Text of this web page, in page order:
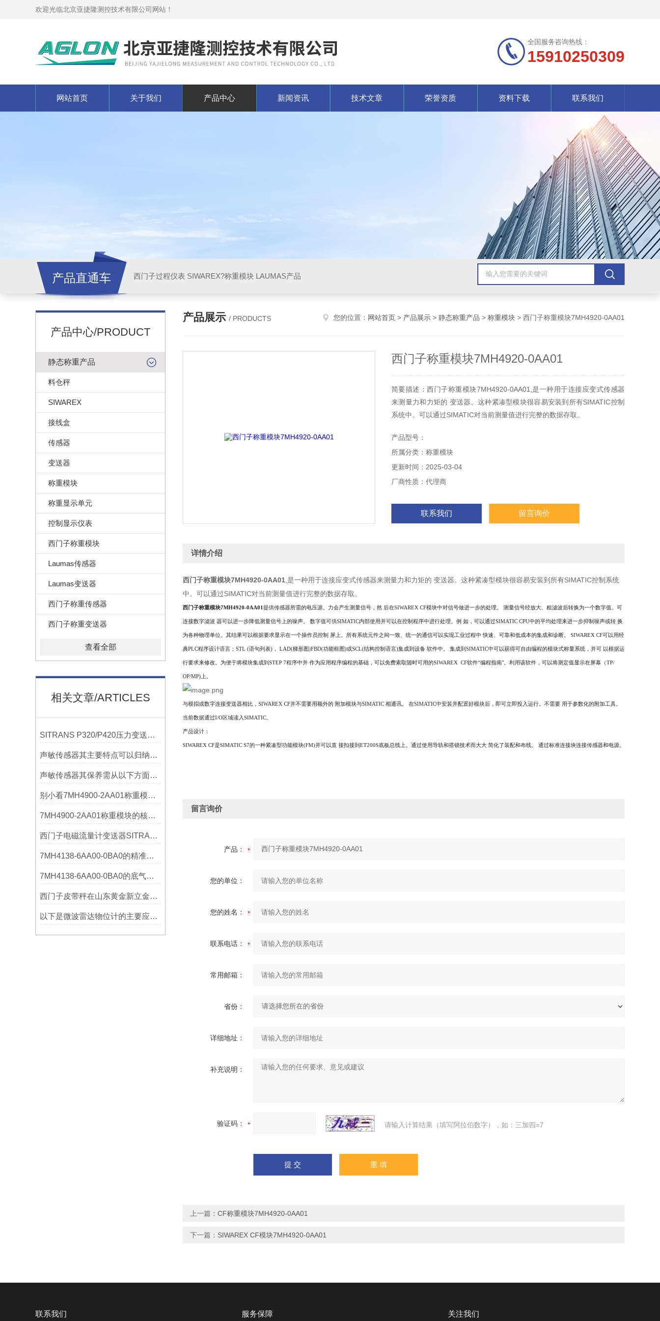
欢迎光临北京亚捷隆测控技术有限公司网站！
全国服务咨询热线：
15910250309
网站首页 关于我们 产品中心 新闻资讯 技术文章 荣誉资质 资料下载 联系我们
产品直通车 西门子过程仪表 SIWAREX?称重模块 LAUMAS产品
产品中心/PRODUCT
静态称重产品
料仓秤
SIWAREX
接线盒
传感器
变送器
称重模块
称重显示单元
控制显示仪表
西门子称重模块
Laumas传感器
Laumas变送器
西门子称重传感器
西门子称重变送器
查看全部
相关文章/ARTICLES
SITRANS P320/P420压力变送器概述
声敏传感器其主要特点可以归纳为以下几个核心维度
声敏传感器其保养需从以下方面入手
别小看7MH4900-2AA01称重模块！这些你日常接触的领域，早已离不开它
7MH4900-2AA01称重模块的核心亮点，藏着让效率翻倍的“关键密码”
西门子电磁流量计变送器SITRANS FMT020的功能
7MH4138-6AA00-0BA0的精准从何而来？关键组成部分，藏着答案！
7MH4138-6AA00-0BA0的底气：这些核心功能，让精准称重不再是难题
西门子皮带秤在山东黄金新立金矿的成功应用
以下是微波雷达物位计的主要应用领域及具体场景分析
产品展示 / PRODUCTS 您的位置： 网站首页 > 产品展示 > 静态称重产品 > 称重模块 > 西门子称重模块7MH4920-0AA01
西门子称重模块7MH4920-0AA01
简要描述：西门子称重模块7MH4920-0AA01,是一种用于连接应变式传感器
来测量力和力矩的 变送器。这种紧凑型模块很容易安装到所有SIMATIC控制
系统中。可以通过SIMATIC对当前测量值进行完整的数据存取。
产品型号：
所属分类：称重模块
更新时间：2025-03-04
厂商性质：代理商
联系我们 留言询价
详情介绍
西门子称重模块7MH4920-0AA01 ,是一种用于连接应变式传感器来测量力和力矩的 变送器。这种紧凑型模块很容易安装到所有SIMATIC控制系统
中。可以通过SIMATIC对当前测量值进行完整的数据存取。
西门子称重模块7MH4920-0AA01提供传感器所需的电压源。力会产生测量信号，然 后在SIWAREX CF模块中对信号做进一步的处理。 测量信号经放大、粗滤波后转换为一个数字值。可
连接数字滤波 器可以进一步降低测量信号上的噪声。 数字值可供SIMATIC内部使用并可以在控制程序中进行处理。例 如，可以通过SIMATIC CPU中的平均处理来进一步抑制噪声或转 换
为各种物理单位。其结果可以根据要求显示在一个操作员控制 屏上。所有系统元件之间一致、统一的通信可以实现工业过程中快速、可靠和低成本的集成和诊断。 SIWAREX CF可以用经
典PLC程序设计语言； STL (语句列表) ， LAD(梯形图)FBD(功能框图)或SCL(结构控制语言)集成到设备 软件中。 集成到SIMATIC中可以获得可自由编程的模块式称量系统，并可 以根据运
行要求来修改。为便于将模块集成到STEP 7程序中并 作为应用程序编程的基础，可以免费索取随时可用的SIWAREX CF软件“编程指南"。利用该软件，可以将测定值显示在屏幕（TP/
OP/MP) 上。
与模拟或数字连接变送器相比， SIWAREX CF并不需要用额外的 附加模块与SIMATIC 相通讯。 在SIMATIC中安装并配置好模块后，即可立即投入运行。不需要 用于参数化的附加工具。
当前数据通过I/O区域读入SIMATIC
产品设计：
SIWAREX CF是SIMATIC S7的一种紧凑型功能模块(FM)并可以直 接扣接到ET200S底板总线上。通过使用导轨和搭锁技术而大大 简化了装配和布线。 通过标准连接块连接传感器和电源。
留言询价
产品：
您的单位：
您的姓名：
联系电话：
常用邮箱：
省份：
详细地址：
补充说明：
验证码： 请输入计算结果（填写阿拉伯数字），如：三加四=7
上一篇： CF称重模块7MH4920-0AA01
下一篇： SIWAREX CF模块7MH4920-0AA01
联系我们 服务保障 关注我们